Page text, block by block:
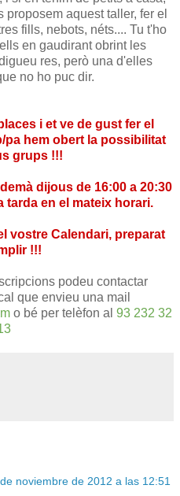
aquest taller, fer el
fills, nebots, néts.... Tu t'ho
en gaudirant obrint les
res, però una d'elles
no ho puc dir.
i et ve de gust fer el
pa hem obert la possibilitat
grups !!!
dijous de 16:00 a 20:30
tarda en el mateix horari.
vostre Calendari, preparat
!!!
podeu contactar
que envieu una mail
o bé per telèfon al 93 232 32
noviembre de 2012 a las 12:51